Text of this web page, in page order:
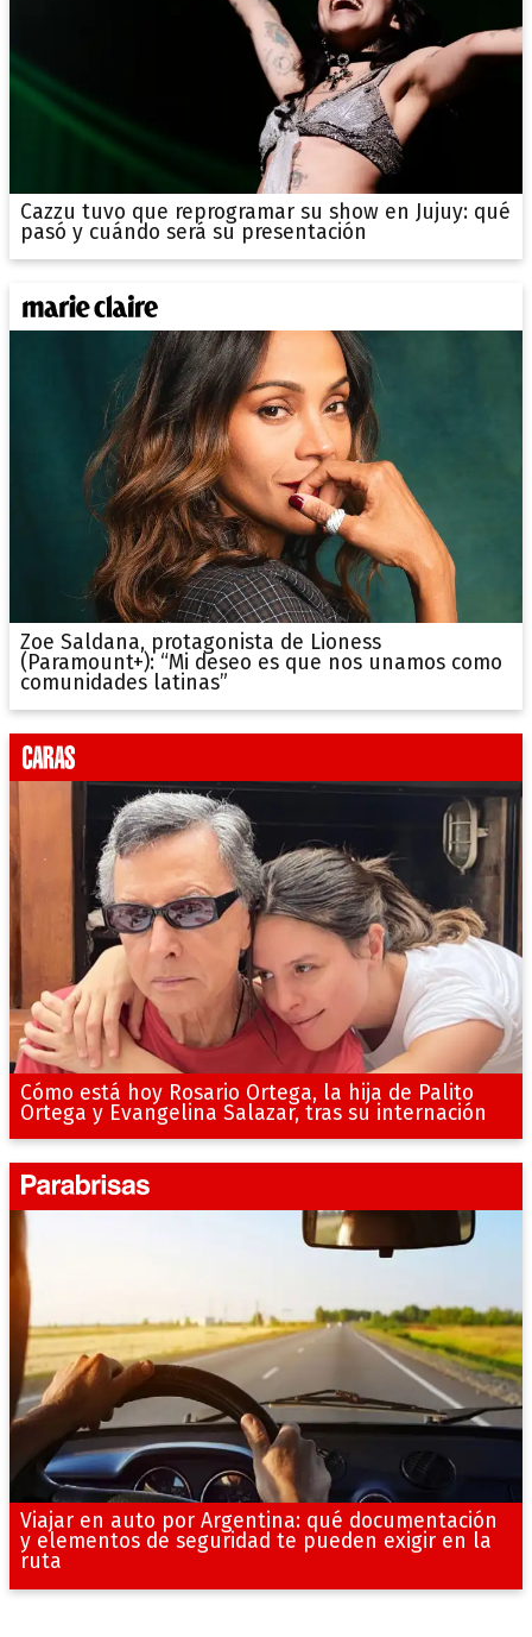
Cazzu tuvo que reprogramar su show en Jujuy: qué
pasó y cuándo será su presentación
Zoe Saldana, protagonista de Lioness
(Paramount+): “Mi deseo es que nos unamos como
comunidades latinas”
Cómo está hoy Rosario Ortega, la hija de Palito
Ortega y Evangelina Salazar, tras su internación
Viajar en auto por Argentina: qué documentación
y elementos de seguridad te pueden exigir en la
ruta